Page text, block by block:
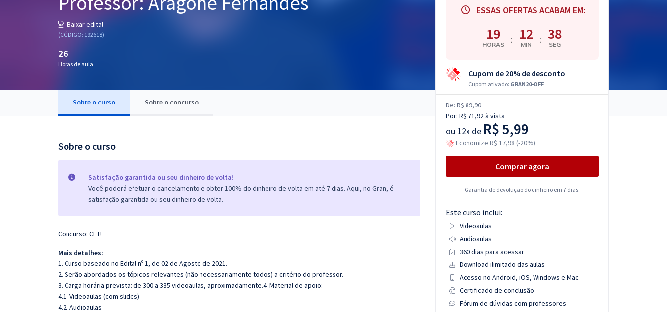
Baixar edital
(CÓDIGO: 192618)
26
Horas de aula
Sobre o curso Sobre o concurso
Sobre o curso
Satisfação garantida ou seu dinheiro de volta!
Você poderá efetuar o cancelamento e obter 100% do dinheiro de volta em até 7 dias. Aqui, no Gran, é
satisfação garantida ou seu dinheiro de volta.
Concurso: CFT!
Mais detalhes:
1. Curso baseado no Edital nº 1, de 02 de Agosto de 2021.
2. Serão abordados os tópicos relevantes (não necessariamente todos) a critério do professor.
3. Carga horária prevista: de 300 a 335 videoaulas, aproximadamente.4. Material de apoio:
4.1. Videoaulas (com slides)
4.2. Audioaulas
ESSAS OFERTAS ACABAM EM:
19
HORAS : 12
MIN : 37
SEG
Cupom de 20% de desconto
Cupom ativado: GRAN20-OFF
De: R$ 89,90
Por: R$ 71,92à vista
ou 12x de R$ 5,99
Economize R$ 17,98 (-20%)
Comprar agora
Garantia de devolução do dinheiro em 7 dias.
Este curso inclui:
Videoaulas
Audioaulas
360 dias para acessar
Download ilimitado das aulas
Acesso no Android, iOS, Windows e Mac
Certificado de conclusão
Fórum de dúvidas com professores